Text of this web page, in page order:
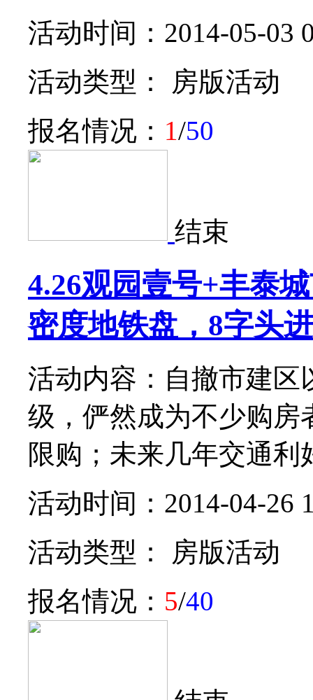
活动时间：2014-05-03
活动类型： 房版活动
报名情况： 1/50
结束
4.26观园壹号+丰泰
密度地铁盘，8字头
活动内容：自撤市建区
级，俨然成为不少购房
限购；未来几年交通利
活动时间：2014-04-26
活动类型： 房版活动
报名情况： 5/40